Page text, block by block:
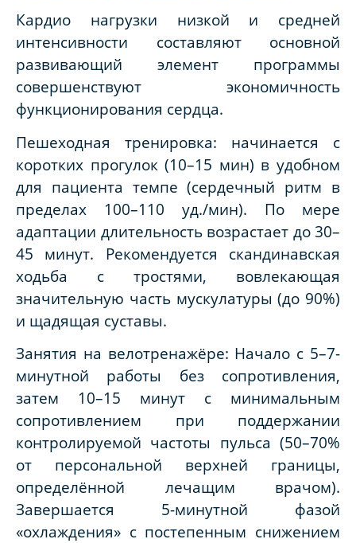
Кардио нагрузки низкой и средней
интенсивности составляют основной
развивающий элемент программы
совершенствуют экономичность
функционирования сердца.
Пешеходная тренировка: начинается с
коротких прогулок (10–15 мин) в удобном
для пациента темпе (сердечный ритм в
пределах 100–110 уд./мин). По мере
адаптации длительность возрастает до 30–
45 минут. Рекомендуется скандинавская
ходьба с тростями, вовлекающая
значительную часть мускулатуры (до 90%)
и щадящая суставы.
Занятия на велотренажёре: Начало с 5–7-
минутной работы без сопротивления,
затем 10–15 минут с минимальным
сопротивлением при поддержании
контролируемой частоты пульса (50–70%
от персональной верхней границы,
определённой лечащим врачом).
Завершается 5-минутной фазой
«охлаждения» с постепенным снижением